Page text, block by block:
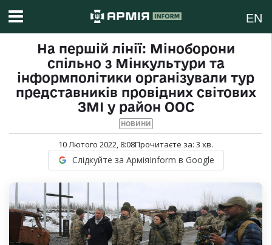
EN
На першій лінії: Міноборони
спільно з Мінкультури та
інформполітики організували тур
представників провідних світових
ЗМІ у район ООС
НОВИНИ
10 Лютого 2022, 8:08Прочитаєте за: 3 хв.
Слідкуйте за АрміяInform в Google